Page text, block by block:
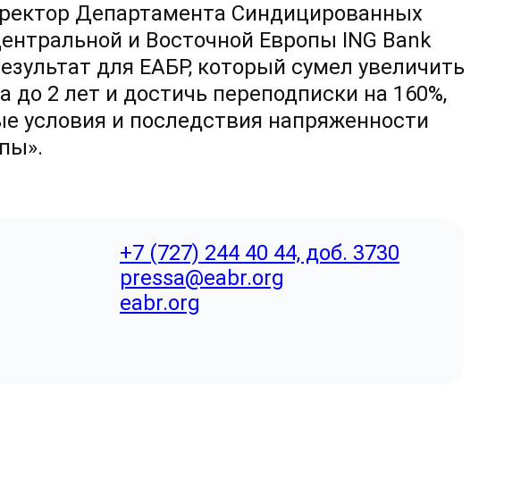
Департамента Синдицированных
и Восточной Европы ING Bank
для ЕАБР, который сумел увеличить
2 лет и достичь переподписки на 160%,
условия и последствия напряженности
+7 (727) 244 40 44, доб. 3730
pressa@eabr.org
eabr.org